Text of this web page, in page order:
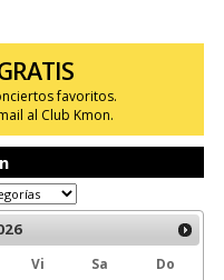
favoritos.
al Club Kmon.
Vi Sa
Do